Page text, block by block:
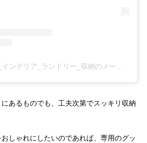
にあるものでも、工夫次第でスッキリ収納
しゃれにしたいのであれば、専用のグッ